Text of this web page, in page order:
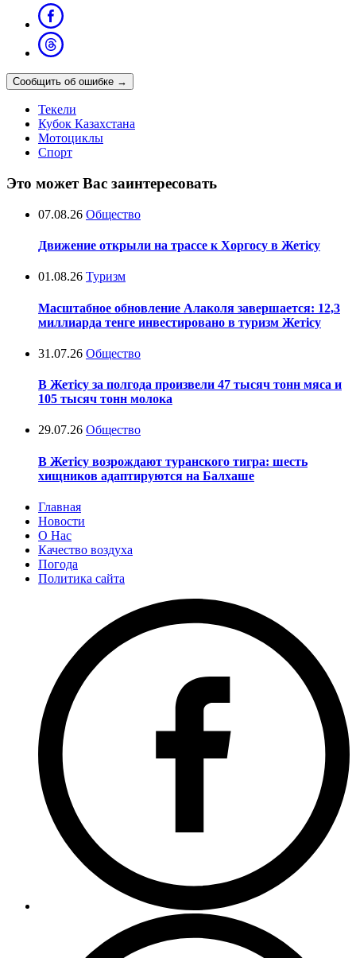
Сообщить об ошибке →
Текели
Кубок Казахстана
Мотоциклы
Спорт
Это может Вас заинтересовать
07.08.26 Общество
Движение открыли на трассе к Хоргосу в Жетісу
01.08.26 Туризм
Масштабное обновление Алаколя завершается: 12,3
миллиарда тенге инвестировано в туризм Жетісу
31.07.26 Общество
В Жетісу за полгода произвели 47 тысяч тонн мяса и
105 тысяч тонн молока
29.07.26 Общество
В Жетісу возрождают туранского тигра: шесть
хищников адаптируются на Балхаше
Главная
Новости
О Нас
Качество воздуха
Погода
Политика сайта